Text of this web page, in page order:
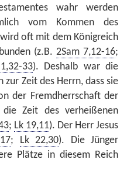
wahr werden
vom Kommen des
oft mit dem Königreich
(z.B. 2Sam 7,12-16;
33). Deshalb war die
zur Zeit des Herrn, dass sie
der Fremdherrschaft der
Zeit des verheißenen
; Lk 19,11). Der Herr Jesus
; Lk 22,30). Die Jünger
Plätze in diesem Reich